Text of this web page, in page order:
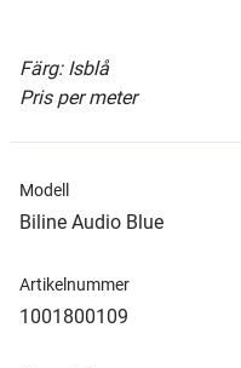
Färg: Isblå
Pris per meter
Modell
Biline Audio Blue
Artikelnummer
1001800109